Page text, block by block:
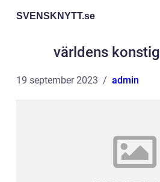
SVENSKNYTT.se
världens
19 september 2023 admin